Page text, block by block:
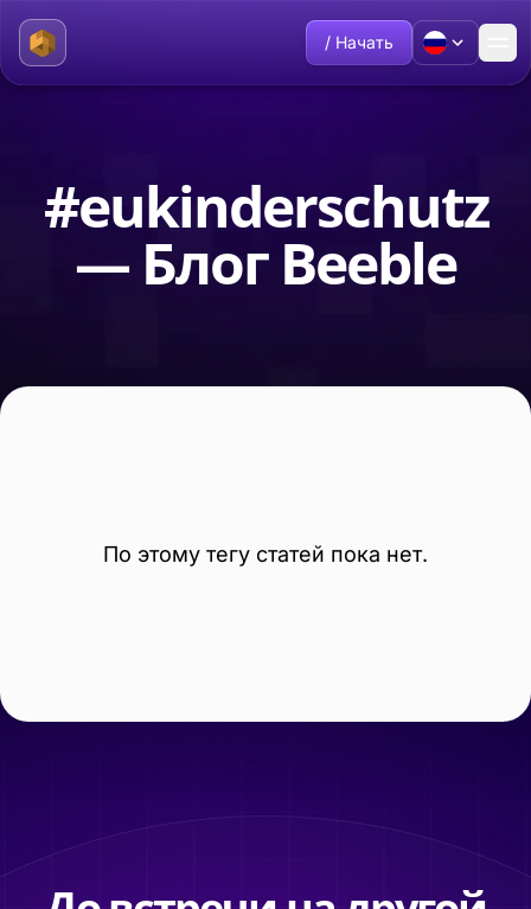
/ Начать
#eukinderschutz
— Блог Beeble
По этому тегу статей пока нет.